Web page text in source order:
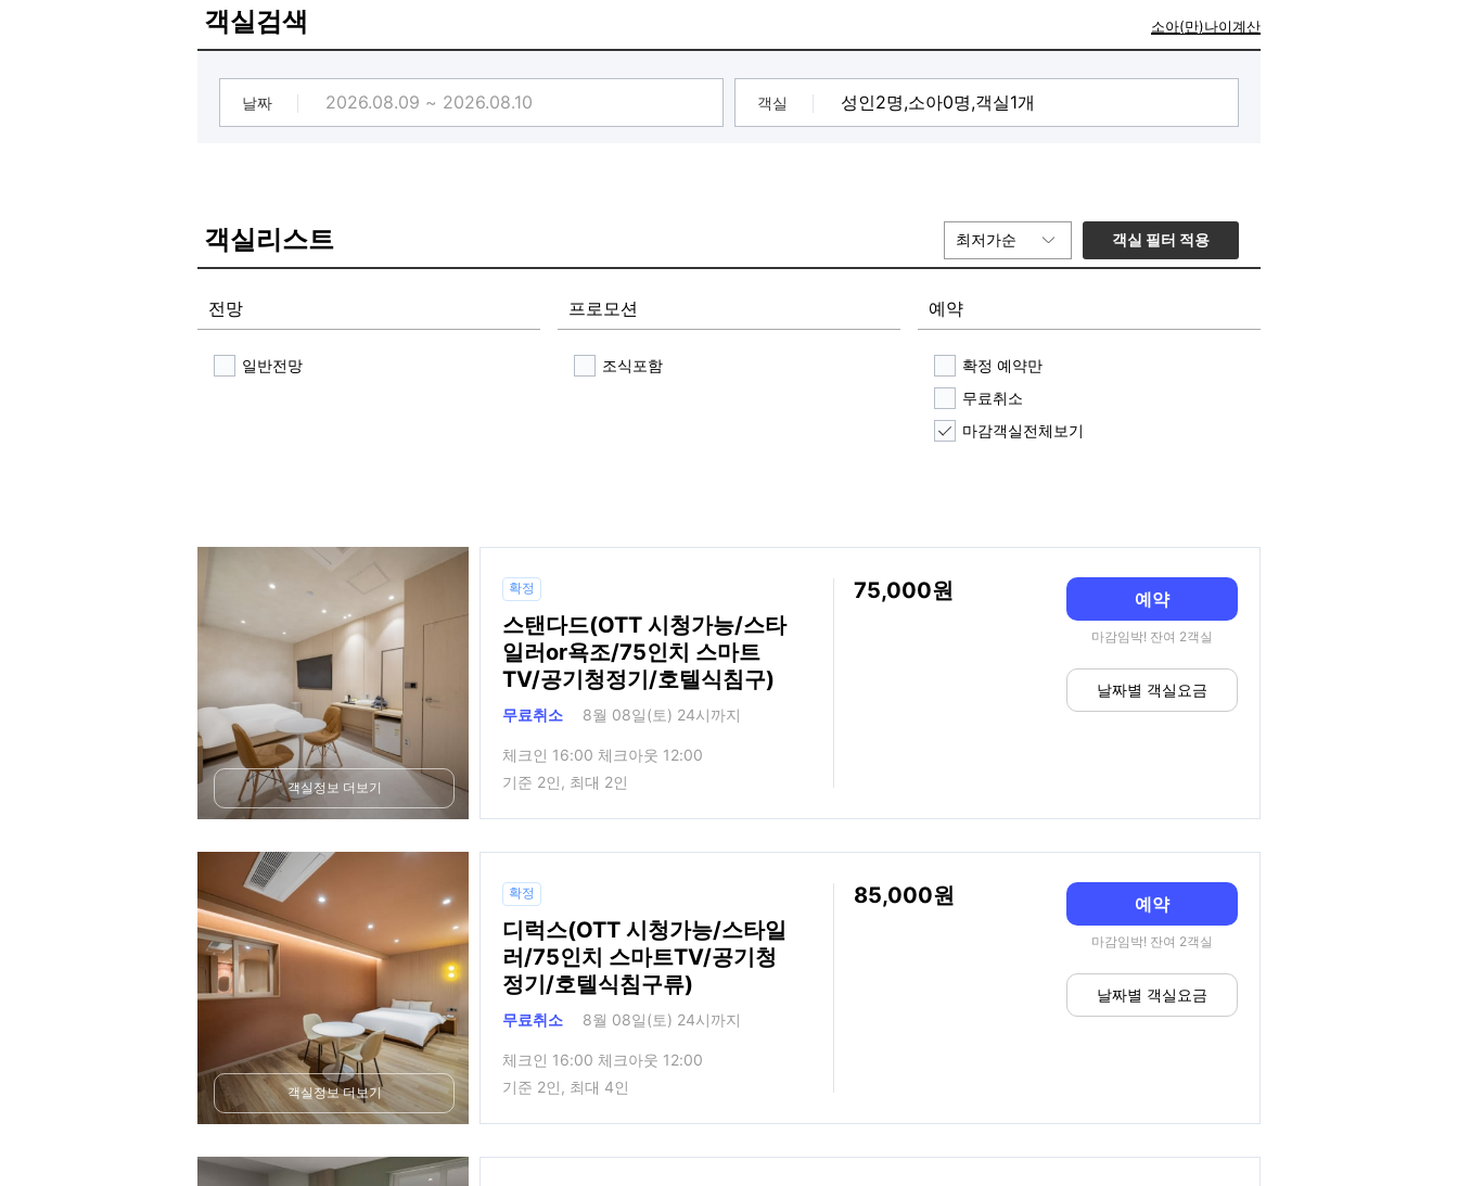
객실검색 소아(만)나이계산
날짜 객실
객실리스트 최저가순 객실 필터 적용
전망
일반전망
프로모션
조식포함
예약
확정 예약만
무료취소
마감객실전체보기
객실정보 더보기
확정
스탠다드(OTT 시청가능/스타
일러or욕조/75인치 스마트
TV/공기청정기/호텔식침구)
무료취소 8월 08일(토) 24시까지
체크인 16:00 체크아웃 12:00
기준 2인, 최대 2인
75,000 예약
마감임박! 잔여 2객실
날짜별 객실요금
객실정보 더보기
확정
디럭스(OTT 시청가능/스타일
러/75인치 스마트TV/공기청
정기/호텔식침구류)
무료취소 8월 08일(토) 24시까지
체크인 16:00 체크아웃 12:00
기준 2인, 최대 4인
85,000 예약
마감임박! 잔여 2객실
날짜별 객실요금